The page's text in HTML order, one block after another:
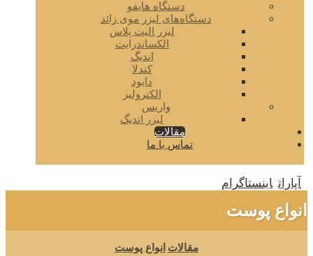
دستگاه هایفو
دستگاه‌های لیزر موی زائد
لیزر الیت پلاس
الکساندرایت
اندیگ
کندلا
دایود
الکترولیز
واریس
لیزر اندیگ
مقالات
تماس با ما
آپارات اینستاگرام
انواع پوست
مقالات انواع پوست